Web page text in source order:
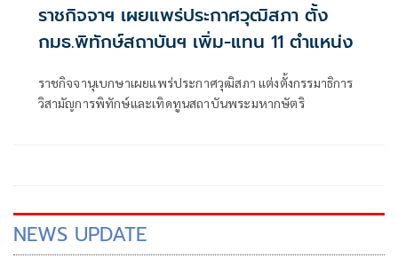
ราชกิจจาฯ เผยแพร่ประกาศวุฒิสภา ตั้ง
กมธ.พิทักษ์สถาบันฯ เพิ่ม-แทน 11 ตำแหน่ง
ราชกิจจานุเบกษาเผยแพร่ประกาศวุฒิสภา แต่งตั้งกรรมาธิการ
วิสามัญการพิทักษ์และเทิดทูนสถาบันพระมหากษัตริ
NEWS UPDATE